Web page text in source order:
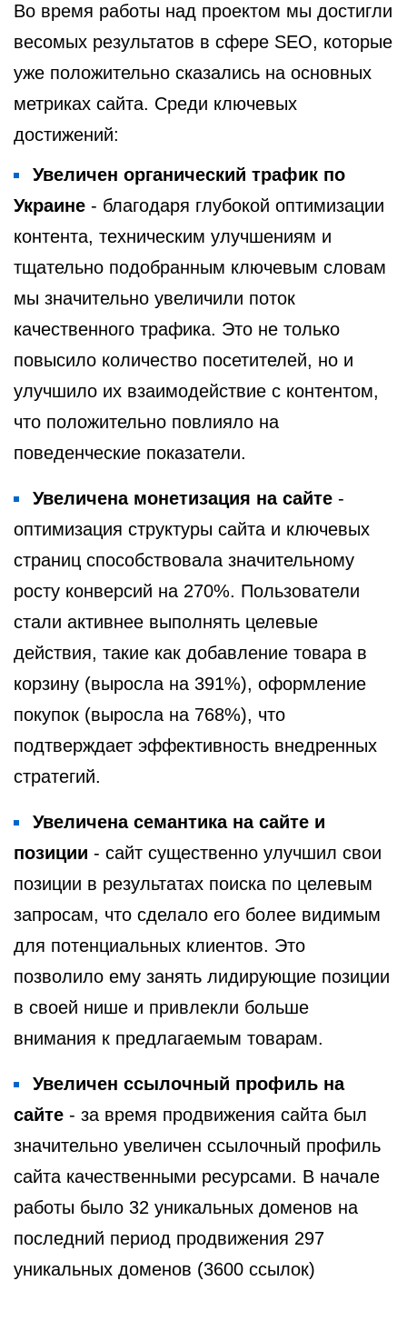
Во время работы над проектом мы достигли
весомых результатов в сфере SEO, которые
уже положительно сказались на основных
метриках сайта. Среди ключевых
достижений:
Увеличен органический трафик по
Украине - благодаря глубокой оптимизации
контента, техническим улучшениям и
тщательно подобранным ключевым словам
мы значительно увеличили поток
качественного трафика. Это не только
повысило количество посетителей, но и
улучшило их взаимодействие с контентом,
что положительно повлияло на
поведенческие показатели.
Увеличена монетизация на сайте -
оптимизация структуры сайта и ключевых
страниц способствовала значительному
росту конверсий на 270%. Пользователи
стали активнее выполнять целевые
действия, такие как добавление товара в
корзину (выросла на 391%), оформление
покупок (выросла на 768%), что
подтверждает эффективность внедренных
стратегий.
Увеличена семантика на сайте и
позиции - сайт существенно улучшил свои
позиции в результатах поиска по целевым
запросам, что сделало его более видимым
для потенциальных клиентов. Это
позволило ему занять лидирующие позиции
в своей нише и привлекли больше
внимания к предлагаемым товарам.
Увеличен ссылочный профиль на
сайте - за время продвижения сайта был
значительно увеличен ссылочный профиль
сайта качественными ресурсами. В начале
работы было 32 уникальных доменов на
последний период продвижения 297
уникальных доменов (3600 ссылок)